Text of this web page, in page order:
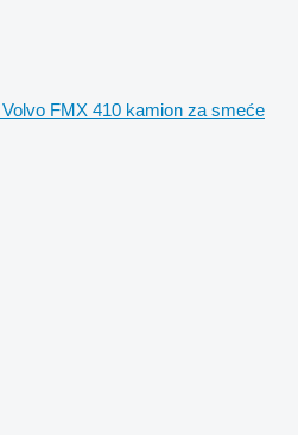
Volvo FMX 410 kamion za smeće